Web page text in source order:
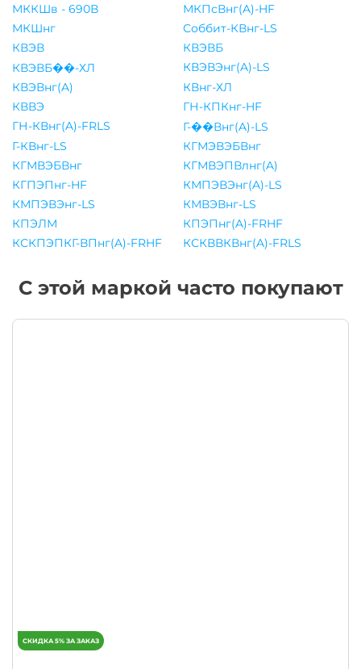
МККШв - 690В
МКПсВнг(A)-HF
МКШнг
Соббит-КВнг-LS
КВЭВ
КВЭВБ
КВЭВБ��-ХЛ
КВЭВЭнг(A)-LS
КВЭВнг(A)
КВнг-ХЛ
КВВЭ
ГН-КПКнг-HF
ГН-КВнг(A)-FRLS
Г-��Внг(A)-LS
Г-КВнг-LS
КГМЭВЭБВнг
КГМВЭБВнг
КГМВЭПВлнг(A)
КГПЭПнг-HF
КМПЭВЭнг(A)-LS
КМПЭВЭнг-LS
КМВЭВнг-LS
КПЭЛМ
КПЭПнг(A)-FRHF
КСКПЭПКГ-ВПнг(A)-FRHF
КСКВВКВнг(A)-FRLS
С этой маркой часто покупают